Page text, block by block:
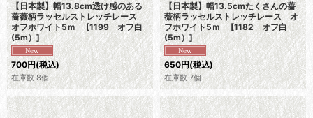
【日本製】幅13.8cm透け感のある
薔薇柄ラッセルストレッチレース
オフホワイト5ｍ [1199 オフ白
(5m）]
700円(税込)
在庫数 8個
【日本製】幅13.5cmたくさんの薔
薇柄ラッセルストレッチレース オ
フホワイト5ｍ [1182 オフ白
(5m）]
650円(税込)
在庫数 7個